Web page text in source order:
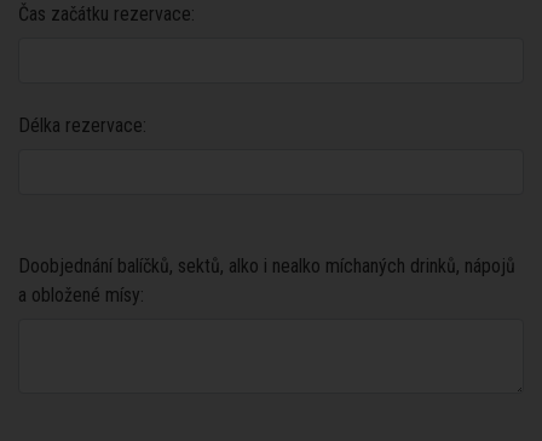
Čas začátku rezervace:
Délka rezervace:
Doobjednání balíčků, sektů, alko i nealko míchaných drinků, nápojů
a obložené mísy: